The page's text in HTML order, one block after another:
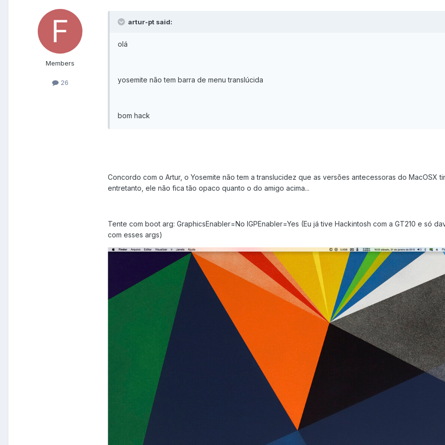
Members
26
artur-pt said:
olá
yosemite não tem barra de menu translúcida
bom hack
Concordo com o Artur, o Yosemite não tem a translucidez que as versões antecessoras do MacOSX
entretanto, ele não fica tão opaco quanto o do amigo acima...
Tente com boot arg: GraphicsEnabler=No IGPEnabler=Yes (Eu já tive Hackintosh com a GT210 e só
com esses args)